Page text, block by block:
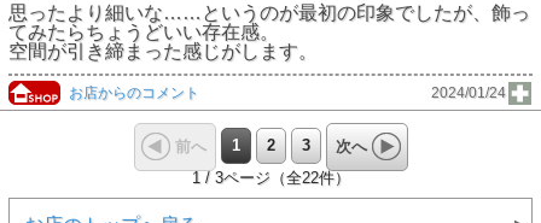
思ったより細いな……というのが最初の印象でしたが、飾っ
てみたらちょうどいい存在感。
空間が引き締まった感じがします。
お店からのコメント 2024/01/24
前へ 1 2 3
次へ
1 / 3ページ（全22件）